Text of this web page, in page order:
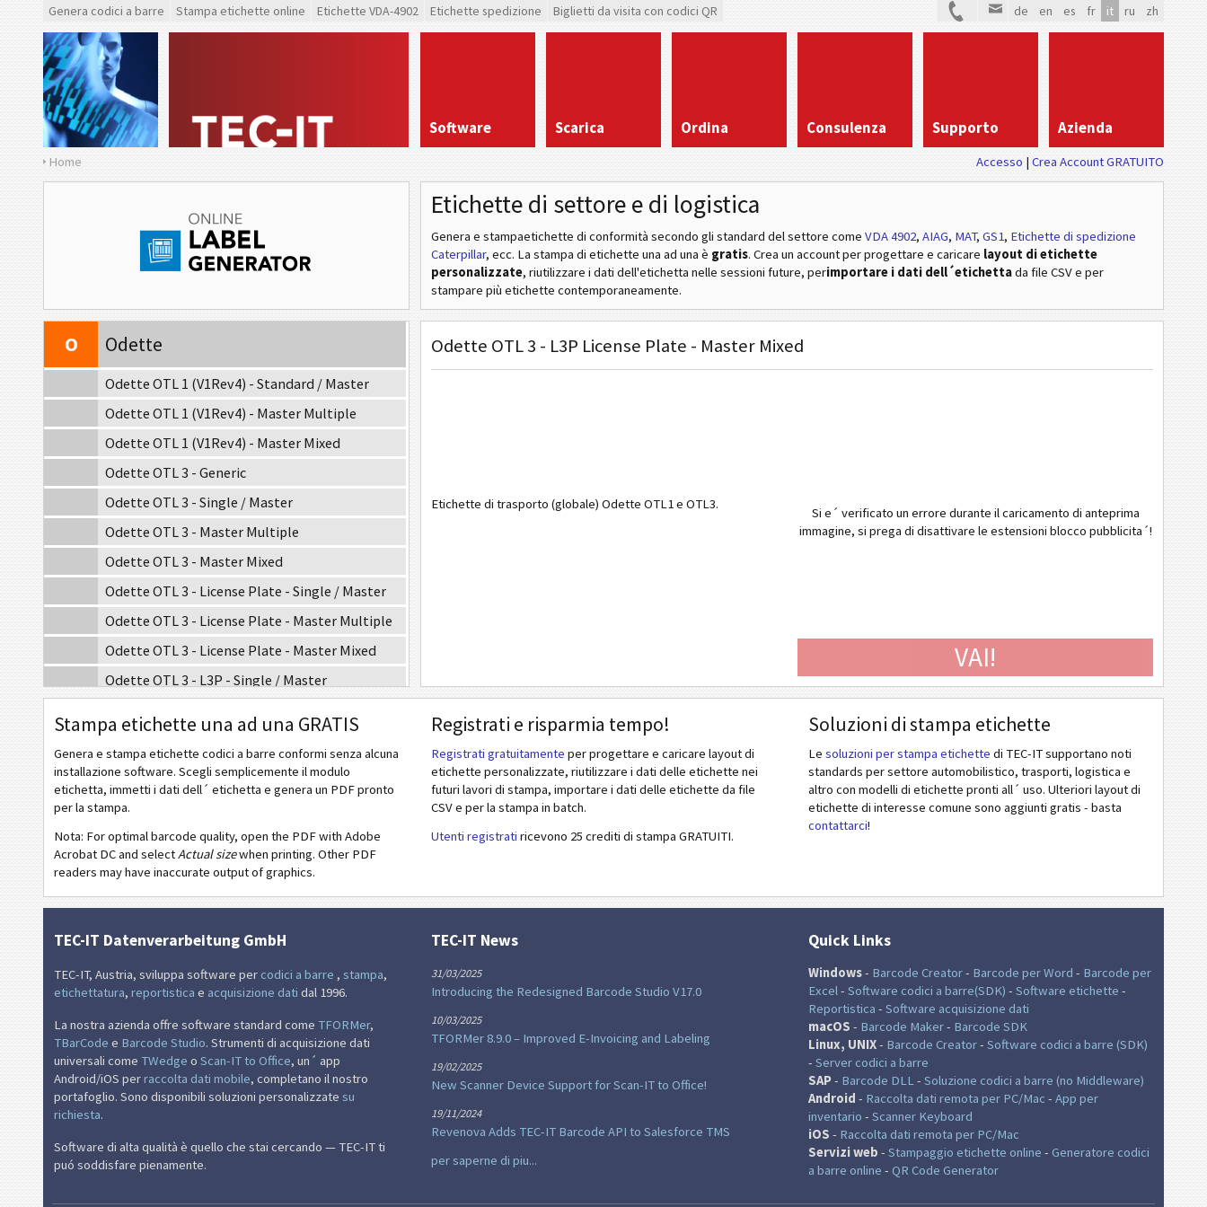
Genera codici a barre Stampa etichette online Etichette VDA-4902 Etichette spedizione Biglietti da visita con codici QR de en es fr it ru zh
Software Scarica Ordina Consulenza Supporto Azienda
Home Accesso Crea Account GRATUITO
Etichette di settore e di logistica
Genera e stampaetichette di conformità secondo gli standard del settore come VDA 4902, AIAG, MAT, GS1, Etichette di spedizione
Caterpillar, ecc. La stampa di etichette una ad una è gratis. Crea un account per progettare e caricare layout di etichette
personalizzate, riutilizzare i dati dell'etichetta nelle sessioni future, perimportare i dati dell´etichettada file CSV e per
stampare più etichette contemporaneamente.
AIAG
Etichette AIAG
A
Autoliv Labels
VW
Volkswagen GTL
Caterpillar
O
Odette
Odette OTL 1 (V1Rev4) - Standard / Master
Odette OTL 1 (V1Rev4) - Master Multiple
Odette OTL 1 (V1Rev4) - Master Mixed
Odette OTL 3 - Generic
Odette OTL 3 - Single / Master
Odette OTL 3 - Master Multiple
Odette OTL 3 - Master Mixed
Odette OTL 3 - License Plate - Single / Master
Odette OTL 3 - License Plate - Master Multiple
Odette OTL 3 - License Plate - Master Mixed
Odette OTL 3 - L3P - Single / Master
Odette OTL 3 - L3P License Plate - Master Multiple
Michelin MP06-EU Label (Odette format)
G
Galia
B
BOSCH
MAT
Etichette MAT
LTO
Etichette LTO
I
Etichette di inventario
NF
Nutrition Labels
Odette OTL 3 - L3P License Plate - Master Mixed
Etichette di trasporto (globale) Odette OTL1 e OTL3.
Si e´ verificato un errore durante il caricamento di anteprima
immagine, si prega di disattivare le estensioni blocco pubblicita´!
VAI!
Stampa etichette una ad una GRATIS
Genera e stampa etichette codici a barre conformi senza alcuna
installazione software. Scegli semplicemente il modulo
etichetta, immetti i dati dell´ etichetta e genera un PDF pronto
per la stampa.
Nota: For optimal barcode quality, open the PDF with Adobe
Acrobat DC and selectActual sizewhen printing. Other PDF
readers may have inaccurate output of graphics.
Registrati e risparmia tempo!
Registrati gratuitamente per progettare e caricare layout di
etichette personalizzate, riutilizzare i dati delle etichette nei
futuri lavori di stampa, importare i dati delle etichette da file
CSV e per la stampa in batch.
Utenti registrati ricevono 25 crediti di stampa GRATUITI.
Soluzioni di stampa etichette
Le soluzioni per stampa etichette di TEC-IT supportano noti
standards per settore automobilistico, trasporti, logistica e
altro con modelli di etichette pronti all´ uso. Ulteriori layout di
etichette di interesse comune sono aggiunti gratis - basta
contattarci!
TEC-IT Datenverarbeitung GmbH
TEC-IT, Austria, sviluppa software per codici a barre , stampa,
etichettatura, reportistica e acquisizione dati dal 1996.
La nostra azienda offre software standard come TFORMer,
TBarCode e Barcode Studio. Strumenti di acquisizione dati
universali come TWedge o Scan-IT to Office, un´ app
Android/iOS perraccolta dati mobile, completano il nostro
portafoglio. Sono disponibili soluzioni personalizzate su
richiesta.
Software di alta qualità è quello che stai cercando — TEC-IT ti
puó soddisfare pienamente.
TEC-IT News
31/03/2025
Introducing the Redesigned Barcode Studio V17.0
10/03/2025
TFORMer 8.9.0 – Improved E-Invoicing and Labeling
19/02/2025
New Scanner Device Support for Scan-IT to Office!
19/11/2024
Revenova Adds TEC-IT Barcode API to Salesforce TMS
per saperne di piu...
Quick Links
Windows- Barcode Creator- Barcode per Word - Barcode per
Excel- Software codici a barre(SDK) - Software etichette -
Reportistica - Software acquisizione dati
macOS - Barcode Maker- Barcode SDK
Linux, UNIX- Barcode Creator- Software codici a barre (SDK)
- Server codici a barre
SAP- Barcode DLL- Soluzione codici a barre (no Middleware)
Android - Raccolta dati remota per PC/Mac - App per
inventario - Scanner Keyboard
iOS - Raccolta dati remota per PC/Mac
Servizi web - Stampaggio etichette online - Generatore codici
a barre online - QR Code Generator